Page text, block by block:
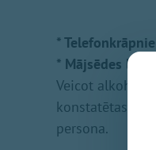
*
* Mājsēdes
Veicot
konstatētas
persona.